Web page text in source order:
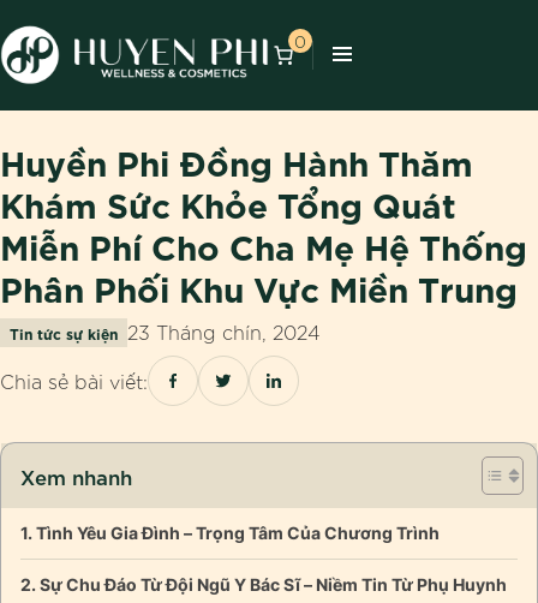
0
Huyền Phi Đồng Hành Thăm
Khám Sức Khỏe Tổng Quát
Miễn Phí Cho Cha Mẹ Hệ Thống
Phân Phối Khu Vực Miền Trung
Tin tức sự kiện 23 Tháng chín, 2024
Chia sẻ bài viết:
Xem nhanh
Tình Yêu Gia Đình – Trọng Tâm Của Chương Trình
Sự Chu Đáo Từ Đội Ngũ Y Bác Sĩ – Niềm Tin Từ Phụ Huynh